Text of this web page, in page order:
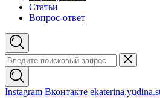
Статьи
Вопрос-ответ
Instagram Вконтакте